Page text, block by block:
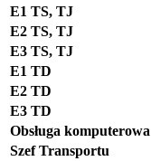
E1 TS, TJ
E2 TS, TJ
E3 TS, TJ
E1 TD
E2 TD
E3 TD
Obsługa komputerowa
Szef Transportu